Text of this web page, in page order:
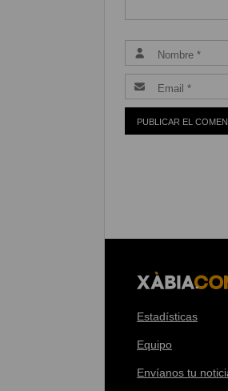
Estadísticas
Equipo
Envíanos tu